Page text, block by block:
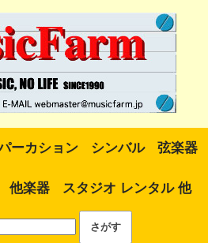
ーカション シンバル 弦楽器
他楽器 スタジオ レンタル 他